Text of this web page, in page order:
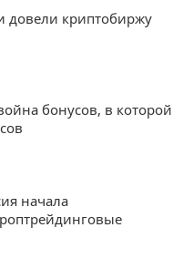
довели криптобиржу
бонусов, в которой
начала